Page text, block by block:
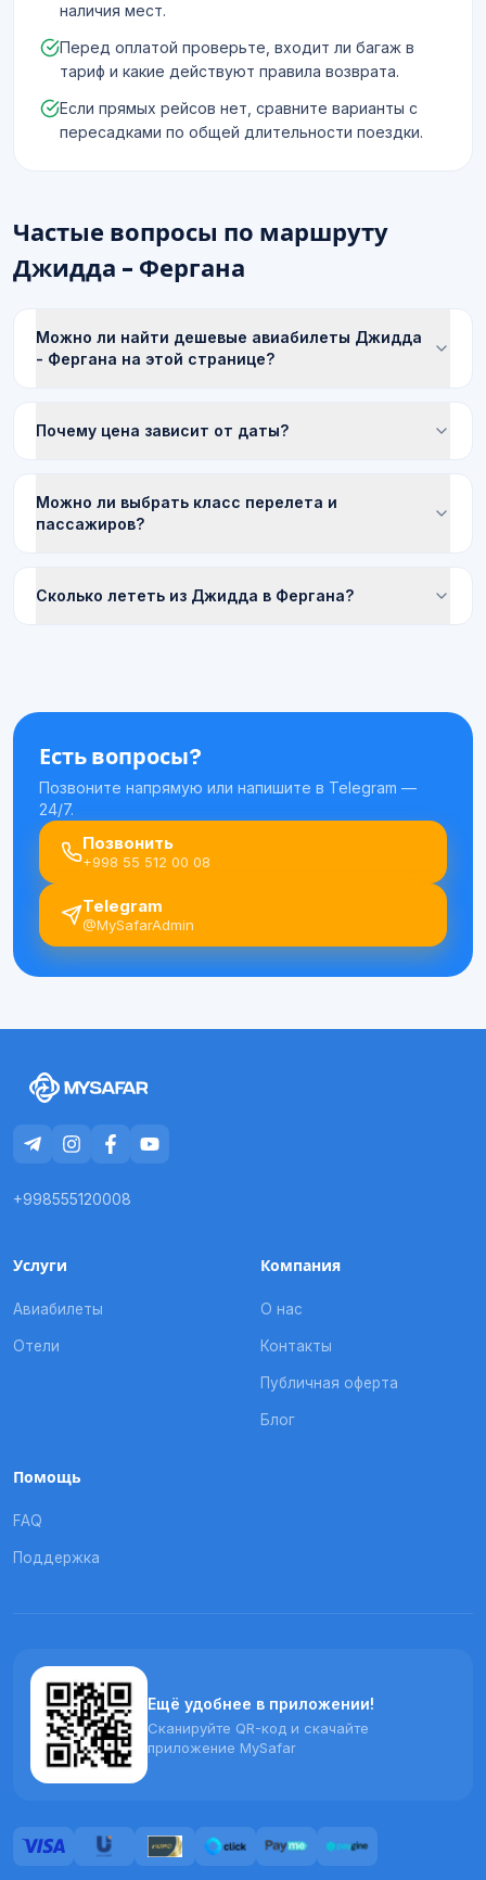
наличия мест.
Перед оплатой проверьте, входит ли багаж в
тариф и какие действуют правила возврата.
Если прямых рейсов нет, сравните варианты с
пересадками по общей длительности поездки.
Частые вопросы по маршруту
Джидда - Фергана
Можно ли найти дешевые авиабилеты Джидда
- Фергана на этой странице?
Почему цена зависит от даты?
Можно ли выбрать класс перелета и
пассажиров?
Сколько лететь из Джидда в Фергана?
Есть вопросы?
Позвоните напрямую или напишите в Telegram —
24/7.
Позвонить
+998 55 512 00 08
Telegram
@MySafarAdmin
+998555120008
Услуги
Авиабилеты
Отели
Компания
О нас
Контакты
Публичная оферта
Блог
Помощь
FAQ
Поддержка
Ещё удобнее в приложении!
Сканируйте QR-код и скачайте
приложение MySafar